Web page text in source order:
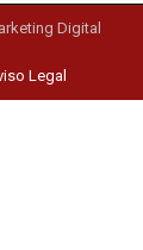
Digital
Legal